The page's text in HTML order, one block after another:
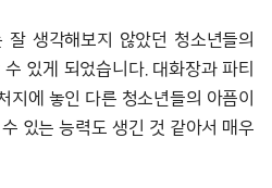
생각해보지 않았던 청소년들의
있게 되었습니다. 대화장과 파티
지에 놓인 다른 청소년들의 아픔이
있는 능력도 생긴 것 같아서 매우